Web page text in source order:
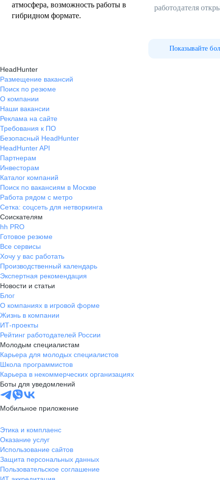
атмосфера, возможность работы в
гибридном формате.
работодателя
Показывайте
HeadHunter
Размещение вакансий
Поиск по резюме
О компании
Наши вакансии
Реклама на сайте
Требования к ПО
Безопасный HeadHunter
HeadHunter API
Партнерам
Инвесторам
Каталог компаний
Поиск по вакансиям в Москве
Работа рядом с метро
Сетка: соцсеть для нетворкинга
Соискателям
hh PRO
Готовое резюме
Все сервисы
Хочу у вас работать
Производственный календарь
Экспертная рекомендация
Новости и статьи
Блог
О компаниях в игровой форме
Жизнь в компании
ИТ-проекты
Рейтинг работодателей России
Молодым специалистам
Карьера для молодых специалистов
Школа программистов
Карьера в некоммерческих организациях
Боты для уведомлений
Мобильное приложение
Этика и комплаенс
Оказание услуг
Использование сайтов
Защита персональных данных
Пользовательское соглашение